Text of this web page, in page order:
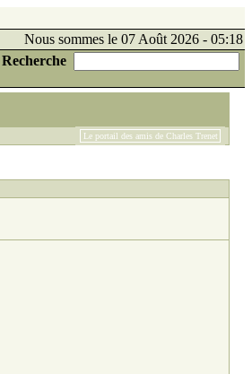
Nous sommes le 07 Août 2026 - 05:18
Recherche
Le portail des amis de Charles Trenet